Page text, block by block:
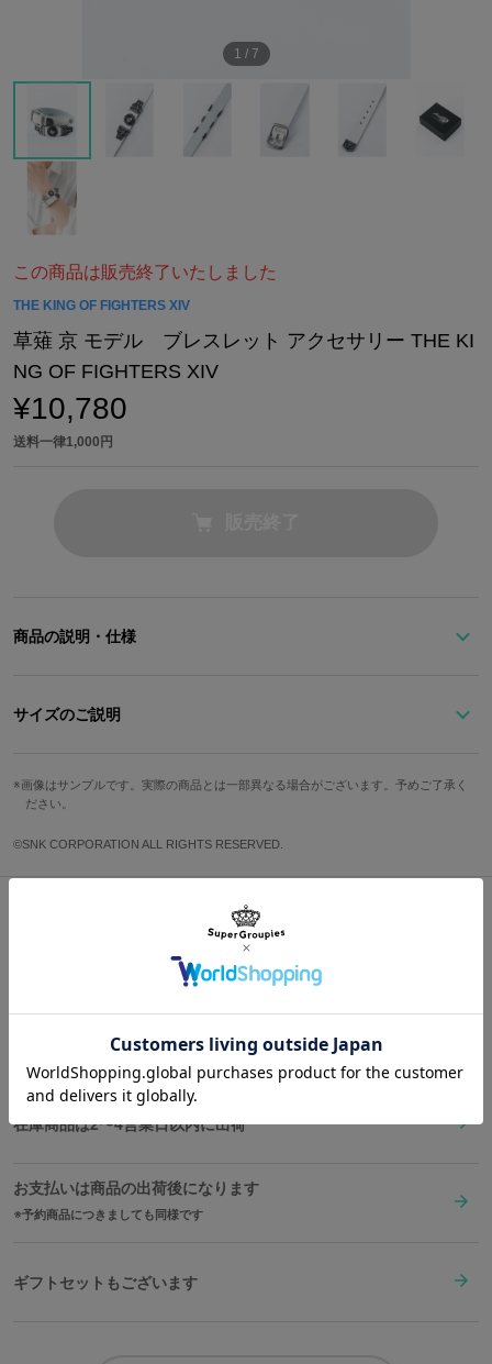
1 / 7
この商品は販売終了いたしました
THE KING OF FIGHTERS XIV
草薙 京 モデル ブレスレット アクセサリー THE KI
NG OF FIGHTERS XIV
¥10,780
送料一律1,000円
商品の説明・仕様
レスレットです。
ト背面の「日輪の紋」をデザインしたもの。アンティーク加工を施
の良いスタイリッシュさをプラスしてくれます。
オリジナルBOXに入れてお届けいたします。
※画像はサンプルです。実際の商品とは一部異なる場合がございます。予めご
原産国／日本
素材／本体：牛皮 金属パーツ：錫合金、真鍮、鉄
サイズのご説明
Free
サイズガイドページはこちら
画像はサンプルです。実際の商品とは一部異なる場合がございます。予めご了承く
ださい。
©SNK CORPORATION ALL RIGHTS RESERVED.
お買い物で困った時はこちらをチェック
送料は全国一律1,000円。表示価格は全て税込みです。
在庫商品は2〜4営業日以内に出荷
お支払いは商品の出荷後になります
予約商品につきましても同様です
ギフトセットもございます